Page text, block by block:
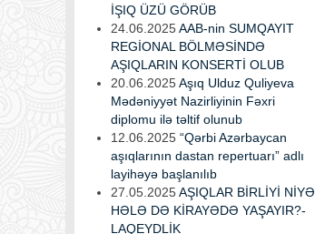
İŞIQ ÜZÜ GÖRÜB
24.06.2025AAB-nin SUMQAYIT
REGİONAL BÖLMƏSİNDƏ
AŞIQLARIN KONSERTİ OLUB
20.06.2025Aşıq Ulduz Quliyeva
Mədəniyyət Nazirliyinin Fəxri
diplomu ilə təltif olunub
12.06.2025 “Qərbi Azərbaycan
aşıqlarının dastan repertuarı” adlı
layihəyə başlanılıb
27.05.2025AŞIQLAR BİRLİYİ NİYƏ
HƏLƏ DƏ KİRAYƏDƏ YAŞAYIR?-
LAQEYDLİK